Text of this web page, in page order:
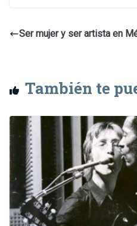
Ser mujer y ser artista en
También te